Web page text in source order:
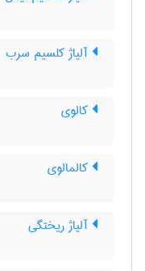
آلیاژ کلسیم سرب
کالوی
کالمالوی
آلیاژ ریختگی